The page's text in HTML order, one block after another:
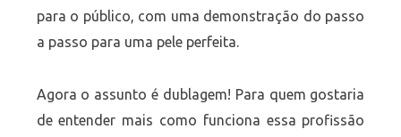
para o público, com uma demonstração do passo
a passo para uma pele perfeita.
Agora o assunto é dublagem! Para quem gostaria
de entender mais como funciona essa profissão